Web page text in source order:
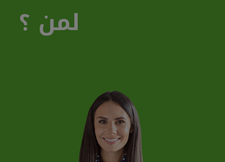
لمن ؟